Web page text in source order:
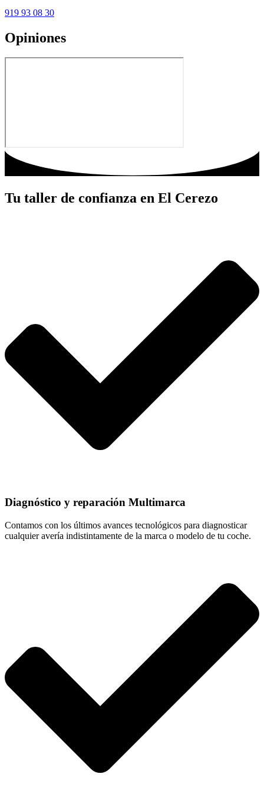
919 93 08 30
Opiniones
Tu taller de confianza en El Cerezo
Diagnóstico y reparación Multimarca
Contamos con los últimos avances tecnológicos para diagnosticar
cualquier avería indistintamente de la marca o modelo de tu coche.